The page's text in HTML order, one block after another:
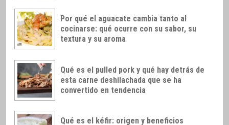
Por qué el aguacate cambia tanto al
cocinarse: qué ocurre con su sabor, su
textura y su aroma
Qué es el pulled pork y qué hay detrás de
esta carne deshilachada que se ha
convertido en tendencia
Qué es el kéfir: origen y beneficios